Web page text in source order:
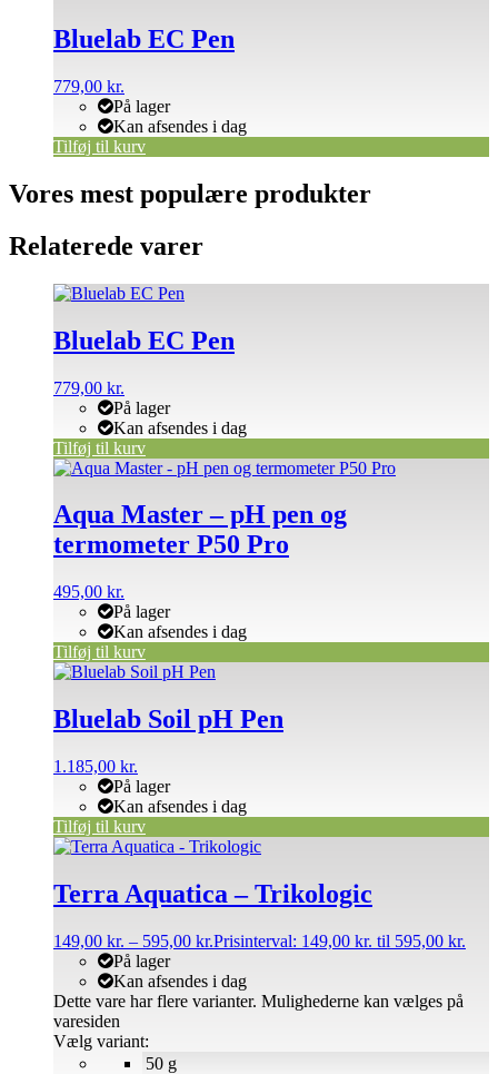
Bluelab EC Pen
779,00 kr.
På lager
Kan afsendes i dag
Tilføj til kurv
Vores mest populære produkter
Relaterede varer
Bluelab EC Pen
779,00 kr.
På lager
Kan afsendes i dag
Tilføj til kurv
Aqua Master – pH pen og
termometer P50 Pro
495,00 kr.
På lager
Kan afsendes i dag
Tilføj til kurv
Bluelab Soil pH Pen
1.185,00 kr.
På lager
Kan afsendes i dag
Tilføj til kurv
Terra Aquatica – Trikologic
149,00 kr. – 595,00 kr.Prisinterval: 149,00 kr. til 595,00 kr.
På lager
Kan afsendes i dag
Vælg variant:
Dette vare har flere varianter. Mulighederne kan vælges på
varesiden
50 g